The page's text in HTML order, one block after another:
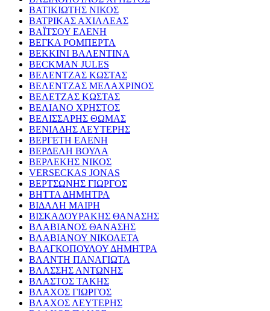
ΒΑΤΙΚΙΩΤΗΣ ΝΙΚΟΣ
ΒΑΤΡΙΚΑΣ ΑΧΙΛΛΕΑΣ
ΒΑΪΤΣΟΥ ΕΛΕΝΗ
ΒΕΓΚΑ ΡΟΜΠΕΡΤΑ
ΒΕΚΚΙΝΙ ΒΑΛΕΝΤΙΝΑ
BECKMAN JULES
ΒΕΛΕΝΤΖΑΣ ΚΩΣΤΑΣ
ΒΕΛΕΝΤΖΑΣ ΜΕΛΑΧΡΙΝΟΣ
ΒΕΛΕΤΖΑΣ ΚΩΣΤΑΣ
ΒΕΛΙΑΝΟ ΧΡΗΣΤΟΣ
ΒΕΛΙΣΣΑΡΗΣ ΘΩΜΑΣ
ΒΕΝΙΑΔΗΣ ΛΕΥΤΕΡΗΣ
ΒΕΡΓΕΤΗ ΕΛΕΝΗ
ΒΕΡΔΕΛΗ ΒΟΥΛΑ
ΒΕΡΛΕΚΗΣ ΝΙΚΟΣ
VERSECKAS JONAS
ΒΕΡΤΣΩΝΗΣ ΓΙΩΡΓΟΣ
ΒΗΤΤΑ ΔΗΜΗΤΡΑ
ΒΙΔΑΛΗ ΜΑΙΡΗ
ΒΙΣΚΑΔΟΥΡΑΚΗΣ ΘΑΝΑΣΗΣ
ΒΛΑΒΙΑΝΟΣ ΘΑΝΑΣΗΣ
ΒΛΑΒΙΑΝΟΥ ΝΙΚΟΛΕΤΑ
ΒΛΑΓΚΟΠΟΥΛΟΥ ΔΗΜΗΤΡΑ
ΒΛΑΝΤΗ ΠΑΝΑΓΙΩΤΑ
ΒΛΑΣΣΗΣ ΑΝΤΩΝΗΣ
ΒΛΑΣΤΟΣ ΤΑΚΗΣ
ΒΛΑΧΟΣ ΓΙΩΡΓΟΣ
ΒΛΑΧΟΣ ΛΕΥΤΕΡΗΣ